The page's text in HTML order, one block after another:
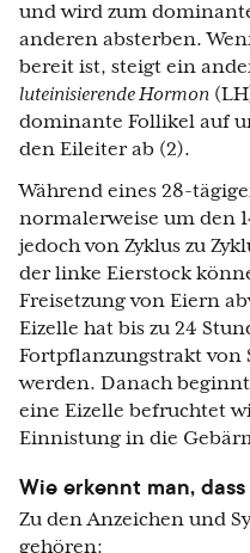
und wird zum
anderen absterben.
bereit ist, steigt ein
luteinisierende Hormon
dominante Follikel auf
den Eileiter ab (2).
Während eines 28-
normalerweise um den
jedoch von Zyklus zu
der linke Eierstock
Freisetzung von Eiern
Eizelle hat bis zu 24
Fortpflanzungstrakt von
werden. Danach
eine Eizelle befruchtet
Einnistung in die
Wie erkennt man,
Zu den Anzeichen und
gehören: